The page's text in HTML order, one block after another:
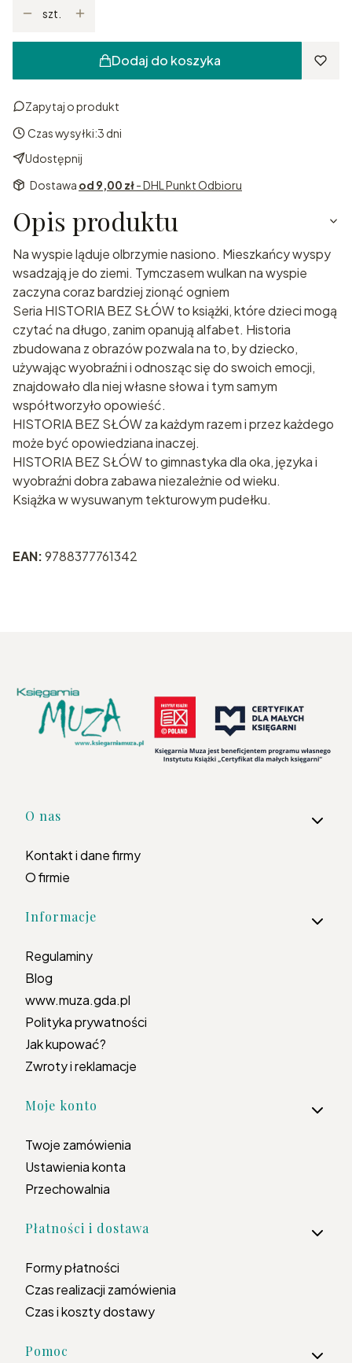
szt.
Dodaj do koszyka
Zapytaj o produkt
Czas wysyłki:3 dni
Udostępnij
Dostawa od 9,00 zł- DHL Punkt Odbioru
Opis produktu
Na wyspie ląduje olbrzymie nasiono. Mieszkańcy wyspy
wsadzają je do ziemi. Tymczasem wulkan na wyspie
zaczyna coraz bardziej zionąć ogniem
Seria HISTORIA BEZ SŁÓW to książki, które dzieci mogą
czytać na długo, zanim opanują alfabet. Historia
zbudowana z obrazów pozwala na to, by dziecko,
używając wyobraźni i odnosząc się do swoich emocji,
znajdowało dla niej własne słowa i tym samym
współtworzyło opowieść.
HISTORIA BEZ SŁÓW za każdym razem i przez każdego
może być opowiedziana inaczej.
HISTORIA BEZ SŁÓW to gimnastyka dla oka, języka i
wyobraźni dobra zabawa niezależnie od wieku.
Książka w wysuwanym tekturowym pudełku.
EAN:9788377761342
Linki w stopce
O nas
Kontakt i dane firmy
O firmie
Informacje
Regulaminy
Blog
www.muza.gda.pl
Polityka prywatności
Jak kupować?
Zwroty i reklamacje
Moje konto
Twoje zamówienia
Ustawienia konta
Przechowalnia
Płatności i dostawa
Formy płatności
Czas realizacji zamówienia
Czas i koszty dostawy
Pomoc